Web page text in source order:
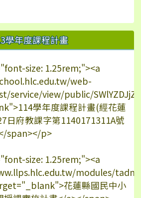
學年度課程計畫
size: 1.25rem;"><a
web-
service/view/public/
學年度課程計畫(經花蓮
日府教課字第1140171311A號
span></p>
size: 1.25rem;"><a
modules/
花蓮縣國民中小